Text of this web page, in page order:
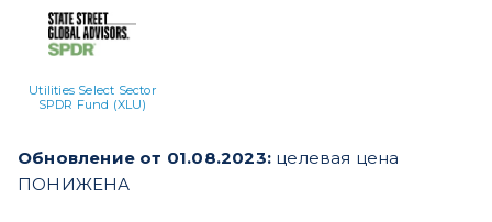
Utilities Select Sector
SPDR Fund (XLU)
Обновление от 01.08.2023: целевая цена
ПОНИЖЕНА